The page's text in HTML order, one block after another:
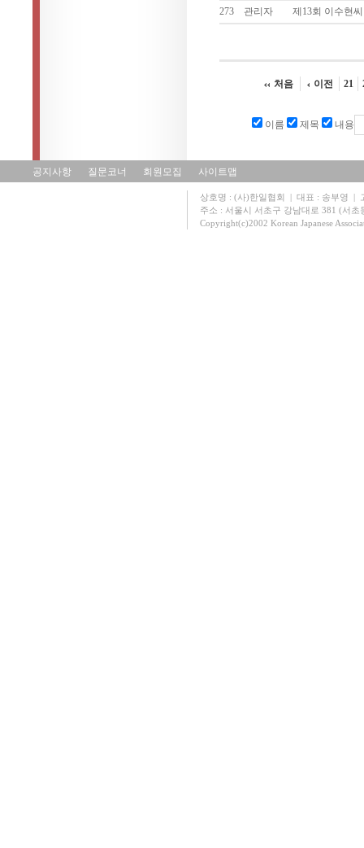
273
관리자 제13회 이수현
처음 이전 21
이름 제목 내용
공지사항 질문코너 회원모집 사이트맵
상호명 : (사)한일협회 | 대표 : 송부영 |
주소 : 서울시 서초구 강남대로 381 (서
Copyright(c)2002 Korean Japanese